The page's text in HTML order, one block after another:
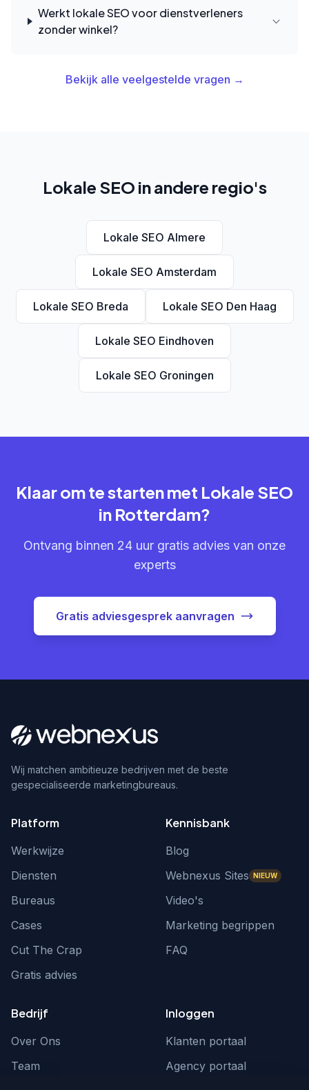
Werkt lokale SEO voor dienstverleners
zonder winkel?
Bekijk alle veelgestelde vragen →
Lokale SEO in andere regio's
Lokale SEO Almere
Lokale SEO Amsterdam
Lokale SEO Breda Lokale SEO Den Haag
Lokale SEO Eindhoven
Lokale SEO Groningen
Klaar om te starten met Lokale SEO
in Rotterdam?
Ontvang binnen 24 uur gratis advies van onze
experts
Gratis adviesgesprek aanvragen
Wij matchen ambitieuze bedrijven met de beste
gespecialiseerde marketingbureaus.
Platform
Werkwijze
Diensten
Bureaus
Cases
Cut The Crap
Gratis advies
Kennisbank
Blog
Webnexus Sites NIEUW
Video's
Marketing begrippen
FAQ
Bedrijf
Over Ons
Team
Inloggen
Klanten portaal
Agency portaal